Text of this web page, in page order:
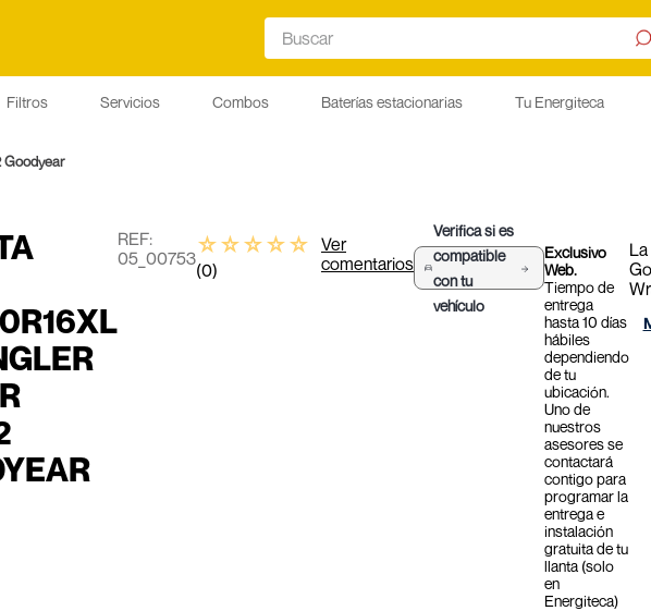
Buscar
Filtros Servicios Combos Baterías estacionarias Tu Energiteca
Goodyear
:
05_00753☆☆☆☆☆
(0)
Ver
comentarios
Verifica si es
compatible
con tu
vehículo
Exclusivo
Web.
Tiempo de
entrega
hasta 10 días
hábiles
dependiendo
de tu
ubicación.
Uno de
nuestros
asesores se
contactará
contigo para
programar la
entrega e
instalación
gratuita de tu
llanta (solo
en
Energiteca)